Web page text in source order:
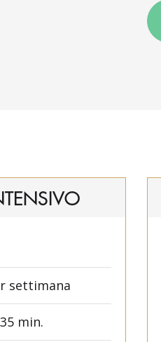
settimana
min.